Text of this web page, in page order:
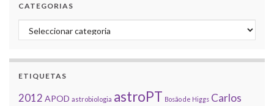
CATEGORIAS
Categorias
ETIQUETAS
2012 APOD astrobiologia astroPT Bosão de Higgs Carlos